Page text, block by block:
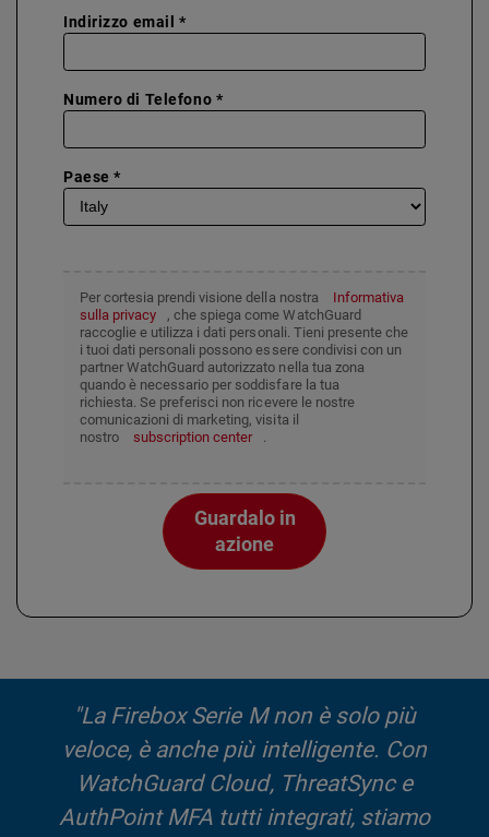
Indirizzo email *
Numero di Telefono *
Paese *
Per cortesia prendi visione della nostra
Informativa
sulla privacy
, che spiega come WatchGuard
raccoglie e utilizza i dati personali. Tieni presente che
i tuoi dati personali possono essere condivisi con un
partner WatchGuard autorizzato nella tua zona
quando è necessario per soddisfare la tua
richiesta. Se preferisci non ricevere le nostre
comunicazioni di marketing, visita il
nostro
subscription center
Guardalo in
azione
"La Firebox Serie M non è solo più
veloce, è anche più intelligente. Con
WatchGuard Cloud, ThreatSync e
AuthPoint MFA tutti integrati, stiamo